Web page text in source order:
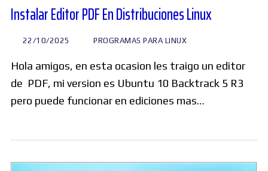
Instalar Editor PDF En Distribuciones Linux
22/10/2025 PROGRAMAS PARA LINUX
Hola amigos, en esta ocasion les traigo un editor
de PDF, mi version es Ubuntu 10 Backtrack 5 R3
pero puede funcionar en ediciones mas…